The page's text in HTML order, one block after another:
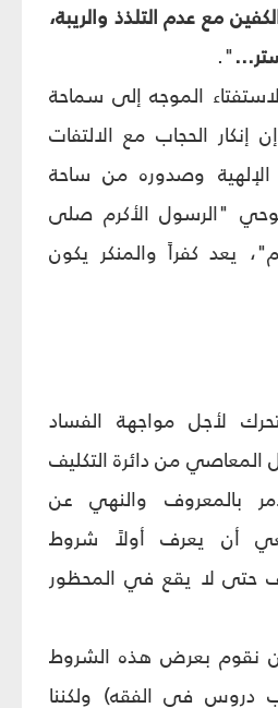
مع عدم التلذذ والريبة،
".
الموجه إلى سماحة
الحجاب مع الالتفات
الإلهية وصدوره من ساحة
"الرسول الأكرم صلى
يعد كفراً والمنكر يكون
لأجل مواجهة الفساد
المعاصي من دائرة التكليف
بالمعروف والنهي عن
أن يعرف أولاً شروط
حتى لا يقع في المحظور
نقوم بعرض هذه الشروط
دروس في الفقه) ولكننا